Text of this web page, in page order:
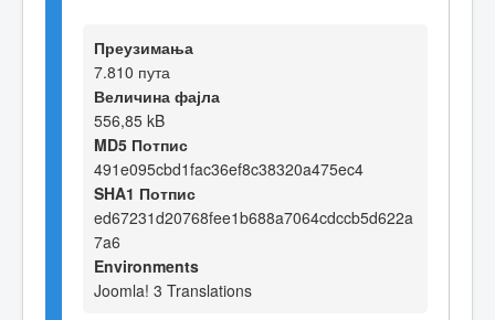
Преузимања
7.810 пута
Величина фајла
556,85 kB
MD5 Потпис
491e095cbd1fac36ef8c38320a475ec4
SHA1 Потпис
ed67231d20768fee1b688a7064cdccb5d622a
7a6
Environments
Joomla! 3 Translations